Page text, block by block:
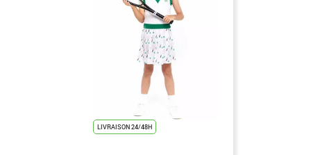
LIVRAISON 24/48H